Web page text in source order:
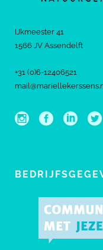
IJkmeester 41
1566 JV Assendelft
+31 (0)6-12406521